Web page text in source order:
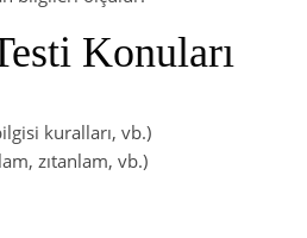
Konuları
kuralları, vb.)
zıtanlam, vb.)